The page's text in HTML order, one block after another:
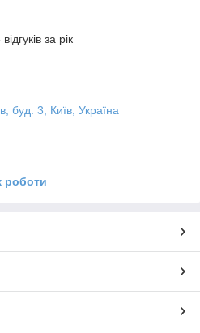
за рік
буд. 3, Київ, Україна
роботи